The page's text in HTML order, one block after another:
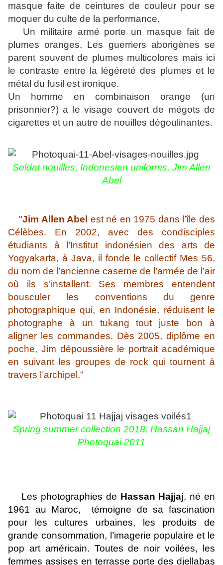
masque faite de ceintures de couleur pour se
moquer du culte de la performance.
Un militaire armé porte un masque fait de
plumes oranges. Les guerriers aborigènes se
parent souvent de plumes multicolores mais ici
le contraste entre la légéreté des plumes et le
métal du fusil est ironique.
Un homme en combinaison orange (un
prisonnier?) a le visage couvert de mégots de
cigarettes et un autre de nouilles dégoulinantes.
Soldat nouilles, Indonesian uniforms, Jim Allen
Abel
"Jim Allen Abel est né en 1975 dans l’île des
Célèbes. En 2002, avec des condisciples
étudiants à l’Institut indonésien des arts de
Yogyakarta, à Java, il fonde le collectif Mes 56,
du nom de l’ancienne caserne de l’armée de l’air
où ils s’installent. Ses membres entendent
bousculer les conventions du genre
photographique qui, en Indonésie, réduisent le
photographe à un tukang tout juste bon à
aligner les commandes. Dès 2005, diplôme en
poche, Jim dépoussière le portrait académique
en suivant les groupes de rock qui tournent à
travers l’archipel."
Spring summer collection 2018, Hassan Hajjaj
Photoquai 2011
Les photographies de Hassan Hajjaj, né en
1961 au Maroc, témoigne de sa fascination
pour les cultures urbaines, les produits de
grande consommation, l’imagerie populaire et le
pop art américain. Toutes de noir voilées, les
femmes assises en terrasse porte des djellabas